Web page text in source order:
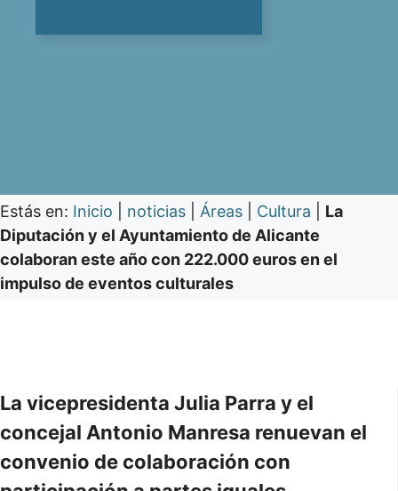
Estás en: Inicio noticias Áreas Cultura
La
Diputación y el Ayuntamiento de Alicante
colaboran este año con 222.000 euros en el
impulso de eventos culturales
La vicepresidenta Julia Parra y el
concejal Antonio Manresa renuevan el
convenio de colaboración con